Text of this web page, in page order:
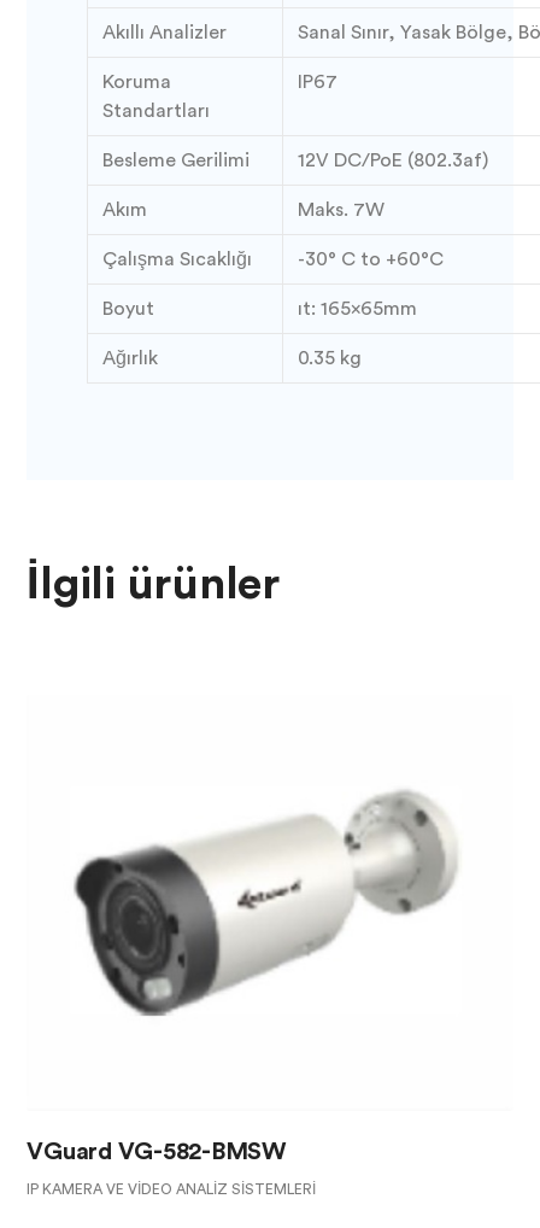
Akıllı Analizler Sanal Sınır, Yasak Bölge,
Koruma
Standartları
IP67
Besleme Gerilimi 12V DC/PoE (802.3af)
Akım Maks. 7W
Çalışma Sıcaklığı -30° C to +60°C
Boyut ıt: 165x65mm
Ağırlık 0.35 kg
İlgili ürünler
VGuard VG-582-BMSW
IP KAMERA VE VIDEO ANALIZ SISTEMLERI